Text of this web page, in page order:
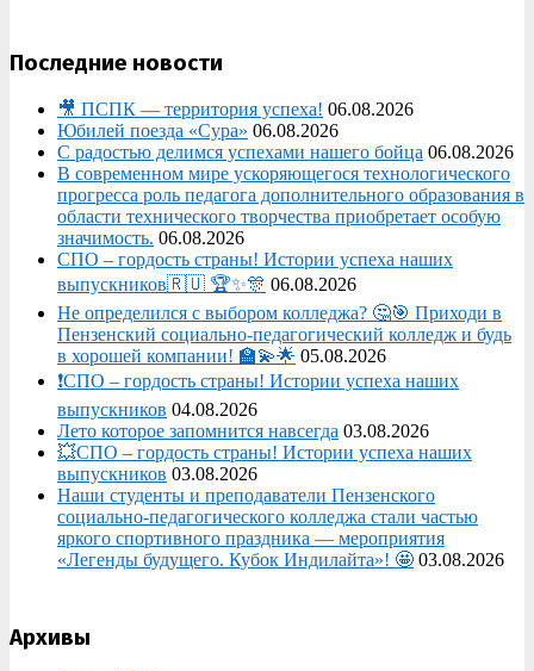
Последние новости
🎥 ПСПК — территория успеха! 06.08.2026
Юбилей поезда «Сура» 06.08.2026
С радостью делимся успехами нашего бойца 06.08.2026
В современном мире ускоряющегося технологического
прогресса роль педагога дополнительного образования в
области технического творчества приобретает особую
значимость. 06.08.2026
СПО – гордость страны! Истории успеха наших
выпускников🇷🇺 🏆✨🎊 06.08.2026
Не определился с выбором колледжа? 🤔🎯 Приходи в
Пензенский социально-педагогический колледж и будь
в хорошей компании! 🏫💫🌟 05.08.2026
❗СПО – гордость страны! Истории успеха наших
выпускников 04.08.2026
Лето которое запомнится навсегда 03.08.2026
💥СПО – гордость страны! Истории успеха наших
выпускников 03.08.2026
Наши студенты и преподаватели Пензенского
социально‑педагогического колледжа стали частью
яркого спортивного праздника — мероприятия
«Легенды будущего. Кубок Индилайта»! 🤩 03.08.2026
Архивы